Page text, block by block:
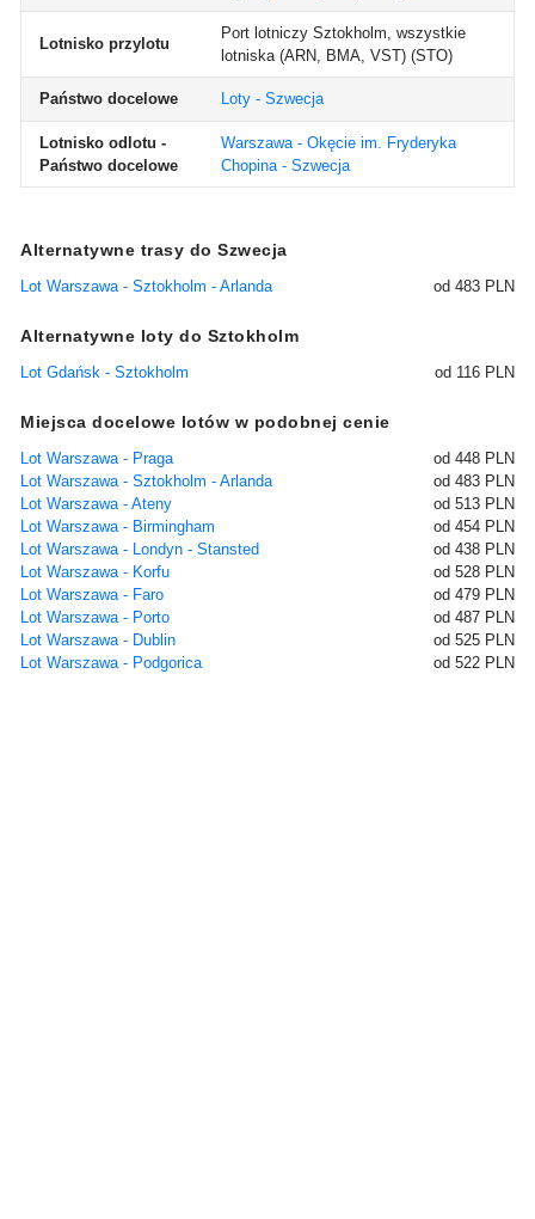
Lotnisko przylotu
Port lotniczy Sztokholm, wszystkie
lotniska (ARN, BMA, VST) (STO)
Państwo docelowe Loty - Szwecja
Lotnisko odlotu -
Państwo docelowe
Warszawa - Okęcie im. Fryderyka
Chopina - Szwecja
Alternatywne trasy do Szwecja
Lot Warszawa - Sztokholm - Arlanda od 483 PLN
Alternatywne loty do Sztokholm
Lot Gdańsk - Sztokholm od 116 PLN
Miejsca docelowe lotów w podobnej cenie
Lot Warszawa - Praga
od 448 PLN
Lot Warszawa - Sztokholm - Arlanda
od 483 PLN
Lot Warszawa - Ateny
od 513 PLN
Lot Warszawa - Birmingham
od 454 PLN
Lot Warszawa - Londyn - Stansted
od 438 PLN
Lot Warszawa - Korfu
od 528 PLN
Lot Warszawa - Faro
od 479 PLN
Lot Warszawa - Porto
od 487 PLN
Lot Warszawa - Dublin
od 525 PLN
Lot Warszawa - Podgorica
od 522 PLN